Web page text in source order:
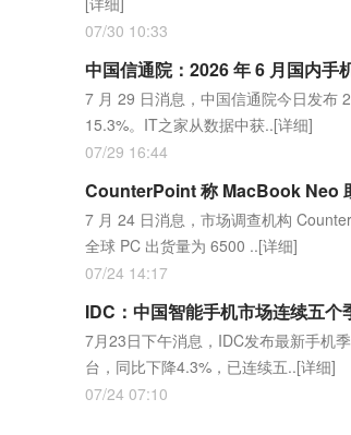
07/30 10:33
中国信通院：2026 年 6 月国内手
7 月 29 日消息，中国信通院今日发布
15.3%。IT之家从数据中获..[详细]
07/29 16:44
CounterPoint 称 MacBook Neo
7 月 24 日消息，市场调查机构
全球 PC 出货量为 6500 ..[详细]
07/24 14:17
IDC：中国智能手机市场连续五
7月23日下午消息，IDC发布最新手机
台，同比下降4.3%，已连续五..[详细]
07/24 07:10